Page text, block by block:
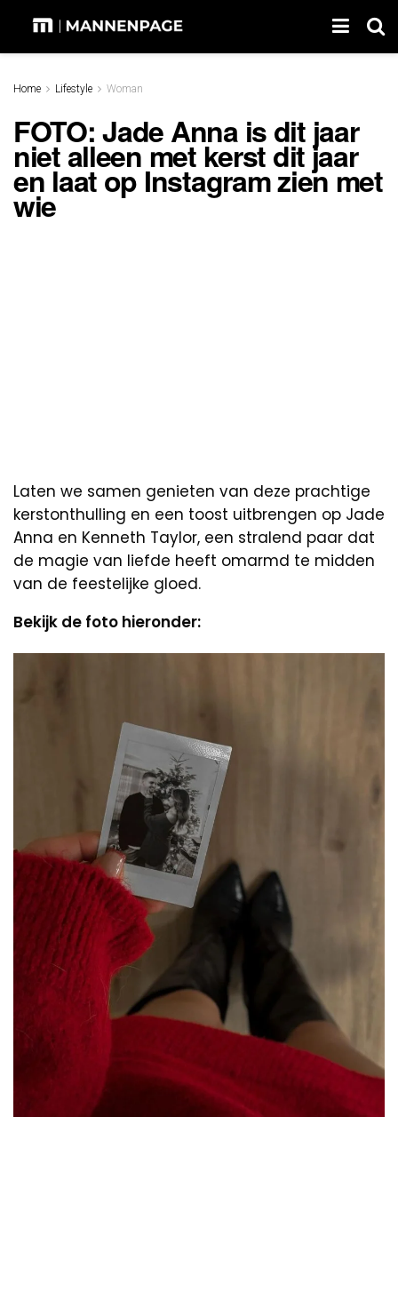
Home Lifestyle Woman
FOTO: Jade Anna is dit jaar
niet alleen met kerst dit jaar
en laat op Instagram zien met
wie
Laten we samen genieten van deze prachtige
kerstonthulling en een toost uitbrengen op Jade
Anna en Kenneth Taylor, een stralend paar dat
de magie van liefde heeft omarmd te midden
van de feestelijke gloed.
Bekijk de foto hieronder: